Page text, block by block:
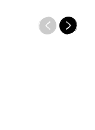
PreviousNext